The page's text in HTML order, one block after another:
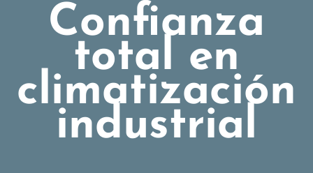
Confianza
total en
climatización
industrial